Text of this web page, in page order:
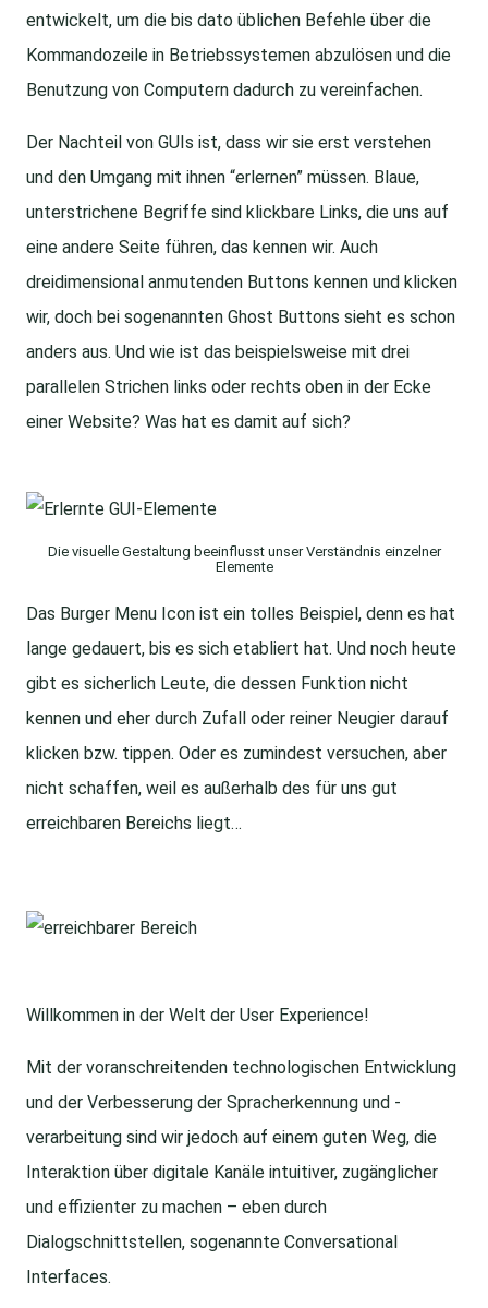
entwickelt, um die bis dato üblichen Befehle über die
Kommandozeile in Betriebssystemen abzulösen und die
Benutzung von Computern dadurch zu vereinfachen.
Der Nachteil von GUIs ist, dass wir sie erst verstehen
und den Umgang mit ihnen “erlernen” müssen. Blaue,
unterstrichene Begriffe sind klickbare Links, die uns auf
eine andere Seite führen, das kennen wir. Auch
dreidimensional anmutenden Buttons kennen und klicken
wir, doch bei sogenannten Ghost Buttons sieht es schon
anders aus. Und wie ist das beispielsweise mit drei
parallelen Strichen links oder rechts oben in der Ecke
einer Website? Was hat es damit auf sich?
Die visuelle Gestaltung beeinflusst unser Verständnis einzelner
Elemente
Das Burger Menu Icon ist ein tolles Beispiel, denn es hat
lange gedauert, bis es sich etabliert hat. Und noch heute
gibt es sicherlich Leute, die dessen Funktion nicht
kennen und eher durch Zufall oder reiner Neugier darauf
klicken bzw. tippen. Oder es zumindest versuchen, aber
nicht schaffen, weil es außerhalb des für uns gut
erreichbaren Bereichs liegt…
Willkommen in der Welt der User Experience!
Mit der voranschreitenden technologischen Entwicklung
und der Verbesserung der Spracherkennung und -
verarbeitung sind wir jedoch auf einem guten Weg, die
Interaktion über digitale Kanäle intuitiver, zugänglicher
und effizienter zu machen – eben durch
Dialogschnittstellen, sogenannte Conversational
Interfaces.